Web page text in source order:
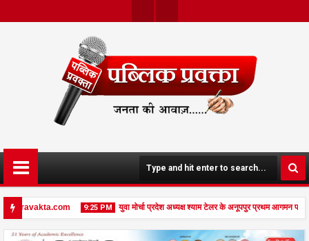
Ter
Boo
K
9:25 PM
युवा मोर्चा प्रदेश अध्यक्ष श्याम टेलर के अनूपपुर प्रथम आगमन पर